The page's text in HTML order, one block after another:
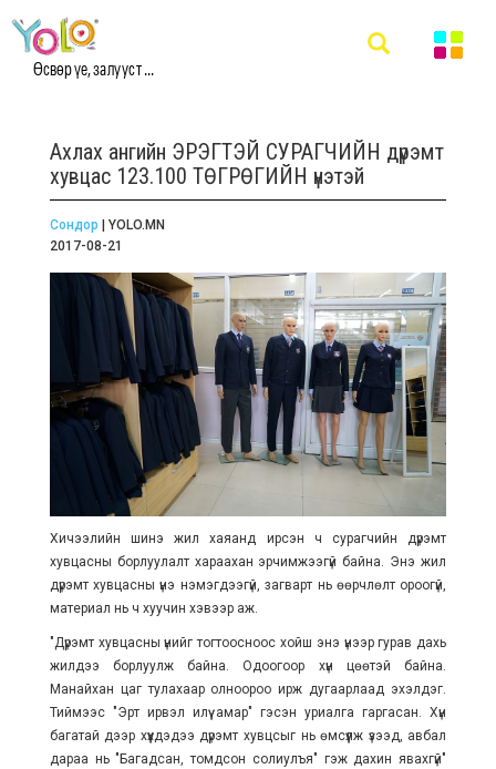
Өсвөр үе, залууст ...
Ахлах ангийн ЭРЭГТЭЙ СУРАГЧИЙН дүрэмт
хувцас 123.100 ТӨГРӨГИЙН үнэтэй
Сондор | YOLO.MN
2017-08-21
Хичээлийн шинэ жил хаяанд ирсэн ч сурагчийн дүрэмт
хувцасны борлуулалт хараахан эрчимжээгүй байна. Энэ жил
дүрэмт хувцасны үнэ нэмэгдээгүй, загварт нь өөрчлөлт ороогүй,
материал нь ч хуучин хэвээр аж.
"Дүрэмт хувцасны үнийг тогтоосноос хойш энэ үнээр гурав дахь
жилдээ борлуулж байна. Одоогоор хүн цөөтэй байна.
Манайхан цаг тулахаар олноороо ирж дугаарлаад эхэлдэг.
Тиймээс "Эрт ирвэл илүү амар" гэсэн уриалга гаргасан. Хүн
багатай дээр хүүхдэдээ дүрэмт хувцсыг нь өмсүүлж үзээд, авбал
дараа нь "Багадсан, томдсон солиулъя" гэж дахин явахгүй"